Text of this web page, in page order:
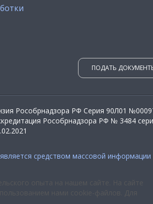
ПОДАТЬ
Рособрнадзора РФ Серия 90Л01
Рособрнадзора РФ № 3484
средством массовой информации
опыта на нашем сайте. На сайте
нами cookie-файлов. Для